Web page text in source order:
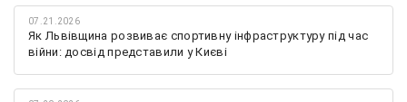
07.21.2026
Як Львівщина розвиває спортивну інфраструктуру під час
війни: досвід представили у Києві